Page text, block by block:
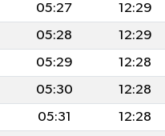
05:27 12:29
05:28 12:29
05:29 12:28
05:30 12:28
05:31 12:28